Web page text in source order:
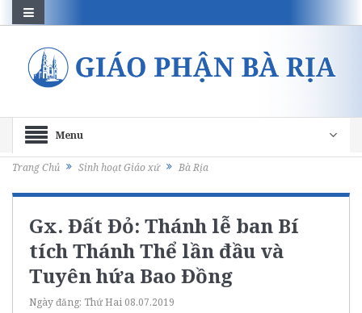
Menu
Trang Chủ Sinh hoạt Giáo xứ Bà Rịa
Gx. Đất Đỏ: Thánh lễ ban Bí
tích Thánh Thể lần đầu và
Tuyên hứa Bao Đồng
Ngày đăng: Thứ Hai 08.07.2019